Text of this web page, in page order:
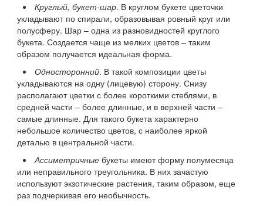
Круглый, букет-шар. В круглом букете цветочки
укладывают по спирали, образовывая ровный круг или
полусферу. Шар – одна из разновидностей круглого
букета. Создается чаще из мелких цветов – таким
образом получается идеальная форма.
Односторонний. В такой композиции цветы
укладываются на одну (лицевую) сторону. Снизу
располагают цветки с более короткими стеблями, в
средней части – более длинные, и в верхней части –
самые длинные. Для такого букета характерно
небольшое количество цветов, с наиболее яркой
деталью в центральной части.
Ассиметричные букеты имеют форму полумесяца
или неправильного треугольника. В них зачастую
используют экзотические растения, таким образом, еще
раз подчеркивая его необычность.